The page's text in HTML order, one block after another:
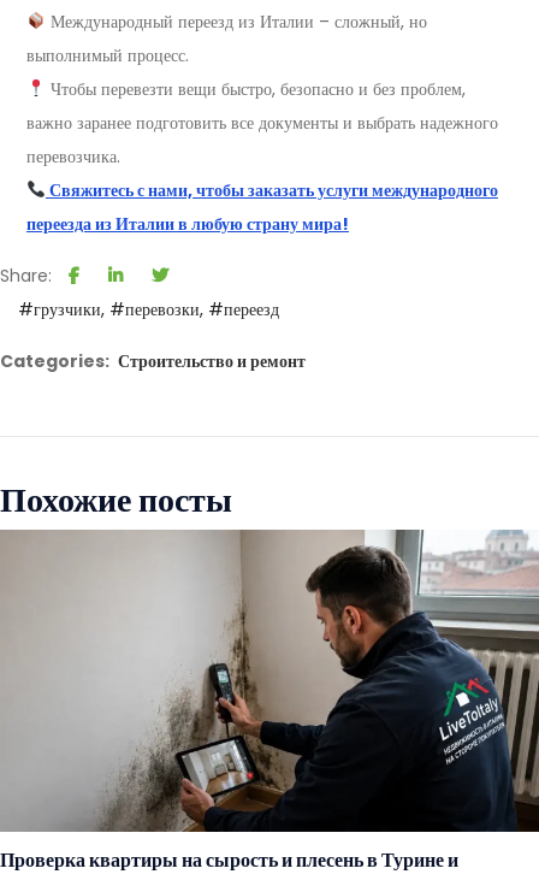
Международный переезд из Италии – сложный, но
выполнимый процесс.
Чтобы перевезти вещи быстро, безопасно и без проблем,
важно заранее подготовить все документы и выбрать надежного
перевозчика.
Свяжитесь с нами, чтобы заказать услуги международного
переезда из Италии в любую страну мира!
Share:
#грузчики #перевозки #переезд
Categories: Строительство и ремонт
Похожие посты
Проверка квартиры на сырость и плесень в Турине и